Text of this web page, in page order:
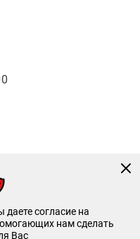
согласие на
нам сделать
Вас